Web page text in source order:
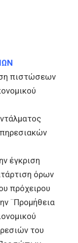
πιστώσεων
έγκριση
όρων
πρόχειρου
¨Προμήθεια
του